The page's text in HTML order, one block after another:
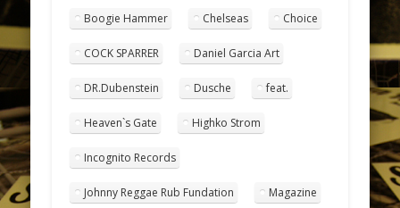
Boogie Hammer Chelseas Choice
COCK SPARRER Daniel Garcia Art
DR.Dubenstein Dusche feat.
Heaven`s Gate Highko Strom
Incognito Records
Johnny Reggae Rub Fundation Magazine